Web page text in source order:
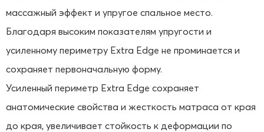
массажный эффект и упругое спальное место.
Благодаря высоким показателям упругости и
усиленному периметру Extra Edge не проминается и
сохраняет первоначальную форму.
Усиленный периметр Extra Edge сохраняет
анатомические свойства и жесткость матраса от края
до края, увеличивает стойкость к деформации по